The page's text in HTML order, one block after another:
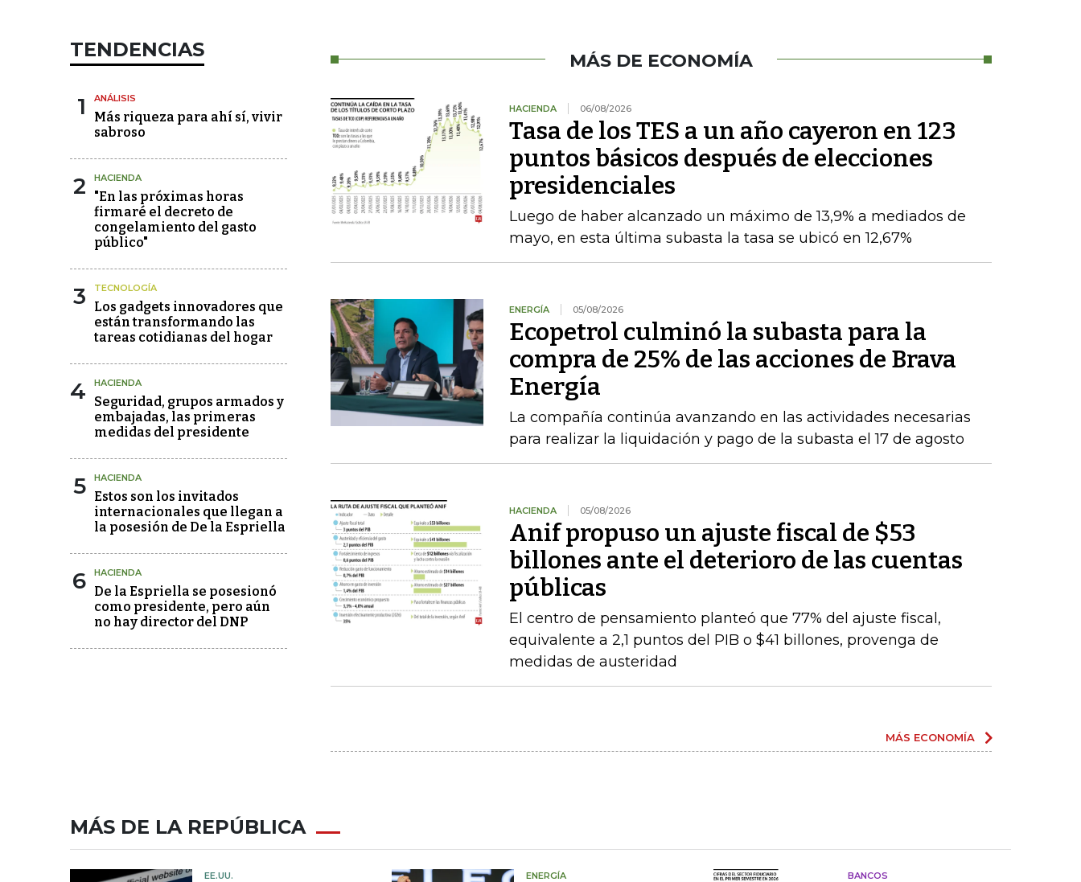
TENDENCIAS
1 ANÁLISIS
Más riqueza para ahí sí, vivir
sabroso
2 HACIENDA
"En las próximas horas
firmaré el decreto de
congelamiento del gasto
público"
3 TECNOLOGÍA
Los gadgets innovadores que
están transformando las
tareas cotidianas del hogar
4 HACIENDA
Seguridad, grupos armados y
embajadas, las primeras
medidas del presidente
5 HACIENDA
Estos son los invitados
internacionales que llegan a
la posesión de De la Espriella
6 HACIENDA
De la Espriella se posesionó
como presidente, pero aún
no hay director del DNP
MÁS DE ECONOMÍA
HACIENDA 06/08/2026
Tasa de los TES a un año cayeron en 123
puntos básicos después de elecciones
presidenciales
Luego de haber alcanzado un máximo de 13,9% a mediados de
mayo, en esta última subasta la tasa se ubicó en 12,67%
ENERGÍA 05/08/2026
Ecopetrol culminó la subasta para la
compra de 25% de las acciones de Brava
Energía
La compañía continúa avanzando en las actividades necesarias
para realizar la liquidación y pago de la subasta el 17 de agosto
HACIENDA 05/08/2026
Anif propuso un ajuste fiscal de $53
billones ante el deterioro de las cuentas
públicas
El centro de pensamiento planteó que 77% del ajuste fiscal,
equivalente a 2,1 puntos del PIB o $41 billones, provenga de
medidas de austeridad
MÁS ECONOMÍA
MÁS DE LA REPÚBLICA
EE.UU. ENERGÍA BANCOS